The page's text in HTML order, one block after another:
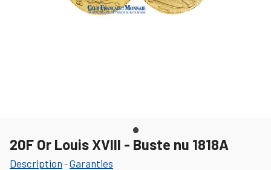
20F Or Louis XVIII - Buste nu 1818A
Description -Garanties